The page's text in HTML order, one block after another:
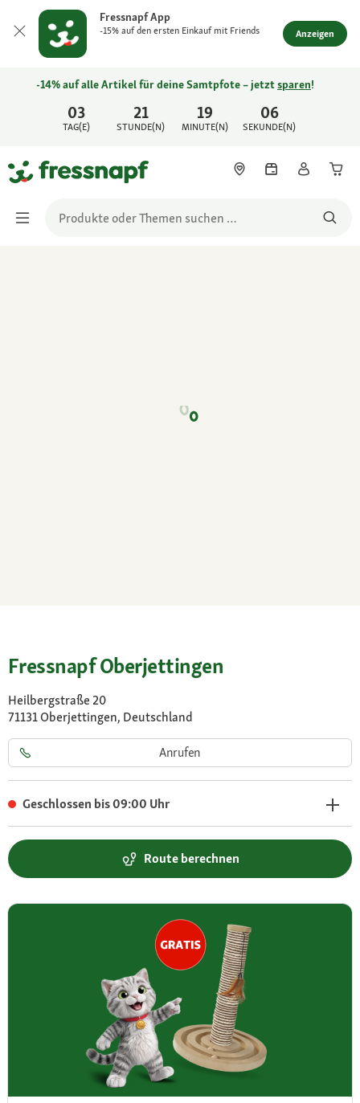
Fressnapf App
-15% auf den ersten Einkauf mit Friends Anzeigen
03
TAG(E)
21
STUNDE(N)
19
MINUTE(N)
06
SEKUNDE(N)
-14% auf alle Artikel für deine Samtpfote – jetztsparen!
Fressnapf Oberjettingen
Heilbergstraße 20
71131 Oberjettingen, Deutschland
Anrufen
Geschlossen bis 09:00 Uhr
Route berechnen